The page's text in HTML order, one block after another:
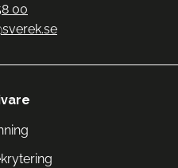
00